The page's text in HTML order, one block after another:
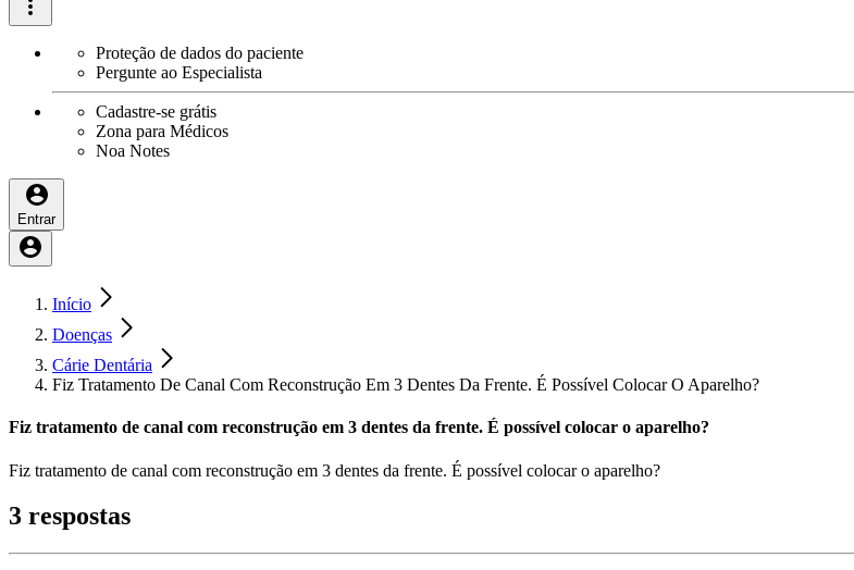
Proteção de dados do paciente
Pergunte ao Especialista
Cadastre-se grátis
Zona para Médicos
Noa Notes
Entrar
Início
Doenças
Cárie Dentária
Fiz Tratamento De Canal Com Reconstrução Em 3 Dentes Da Frente. É Possível Colocar O Aparelho?
Fiz tratamento de canal com reconstrução em 3 dentes da frente. É possível colocar o aparelho?
Fiz tratamento de canal com reconstrução em 3 dentes da frente. É possível colocar o aparelho?
3 respostas